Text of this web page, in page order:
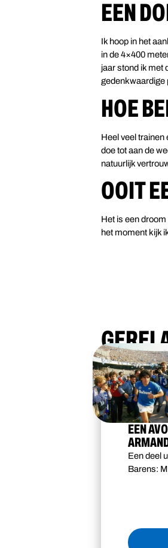
EEN
Ik hoop in het
in de 4×400
jaar stond ik met
gedenkwaardige
HOE
Heel veel trainen
doe tot aan de
natuurlijk
OOIT
Het is een
het moment kijk
EEN
Een deel
Barens: